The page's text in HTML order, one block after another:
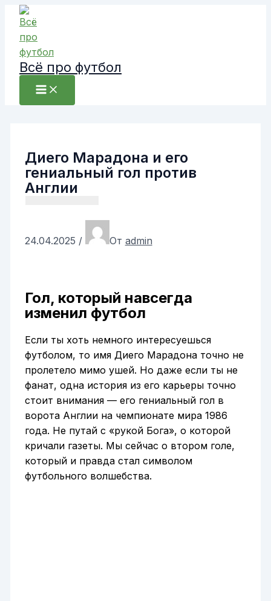
Перейти
содержимому
Всё про футбол
Диего Марадона и его
гениальный гол против
Англии
24.04.2025 / От admin
Гол, который навсегда
изменил футбол
Если ты хоть немного интересуешься
футболом, то имя Диего Марадона точно не
пролетело мимо ушей. Но даже если ты не
фанат, одна история из его карьеры точно
стоит внимания — его гениальный гол в
ворота Англии на чемпионате мира 1986
года. Не путай с «рукой Бога», о которой
кричали газеты. Мы сейчас о втором голе,
который и правда стал символом
футбольного волшебства.